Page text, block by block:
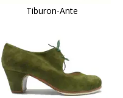
Tiburon-Ante